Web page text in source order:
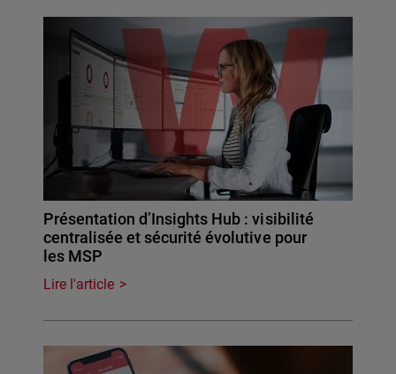
Présentation d’Insights Hub : visibilité
centralisée et sécurité évolutive pour
les MSP
Lire l'article